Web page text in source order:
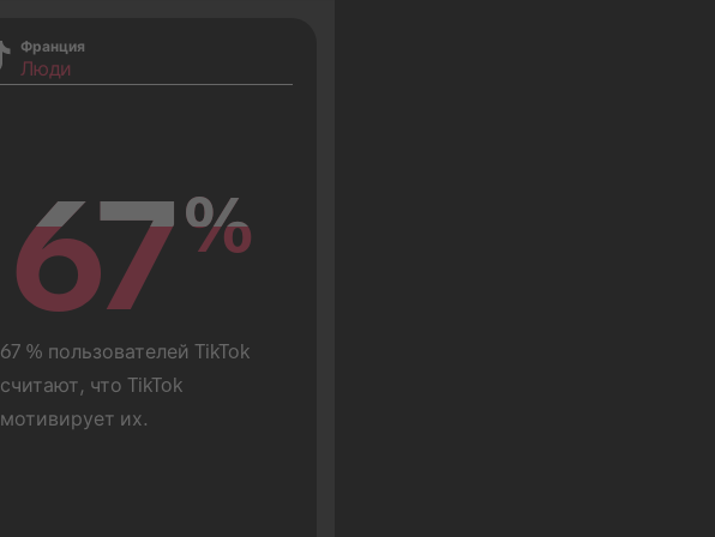
Франция
Люди
67%
67%
67 % пользователей TikTok
считают, что TikTok
мотивирует их.